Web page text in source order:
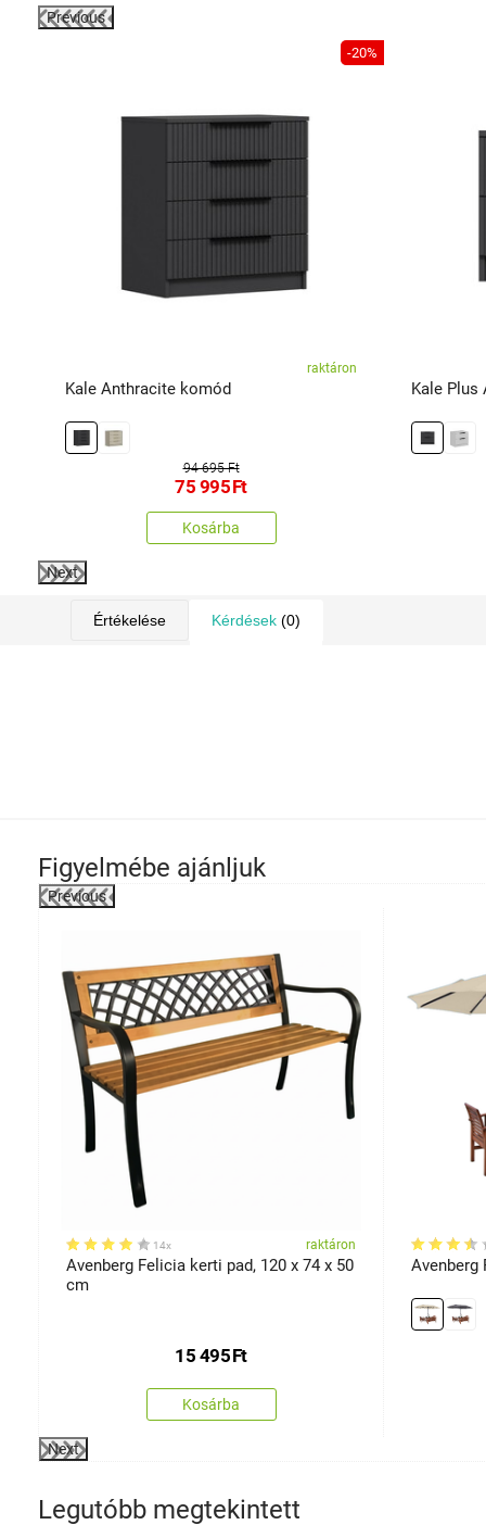
Previous
-20%
raktáron
Kale Anthracite komód
94 695 Ft
75 995Ft
Kosárba
Kale Plus
Next
Értékelése Kérdések (0)
Figyelmébe ajánljuk
Previous
14x raktáron
Avenberg Felicia kerti pad, 120 x 74 x 50
cm
15 495Ft
Kosárba
Avenberg
Next
Legutóbb megtekintett